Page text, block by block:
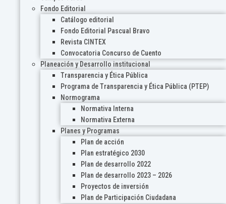
Fondo Editorial
Catálogo editorial
Fondo Editorial Pascual Bravo
Revista CINTEX
Convocatoria Concurso de Cuento
Planeación y Desarrollo institucional
Transparencia y Ética Pública
Programa de Transparencia y Ética Pública (PTEP)
Normograma
Normativa Interna
Normativa Externa
Planes y Programas
Plan de acción
Plan estratégico 2030
Plan de desarrollo 2022
Plan de desarrollo 2023 – 2026
Proyectos de inversión
Plan de Participación Ciudadana